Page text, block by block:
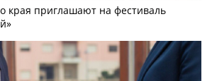
края приглашают на фестиваль